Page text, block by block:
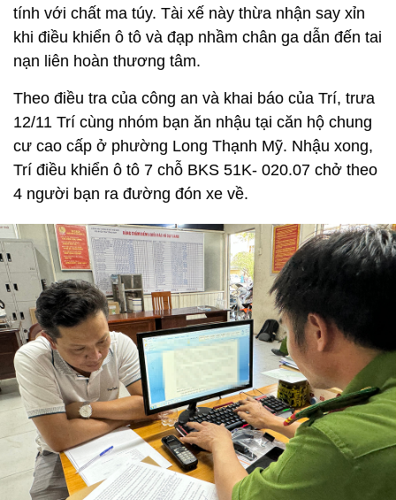
tính với chất ma túy. Tài xế này thừa nhận say xỉn
khi điều khiển ô tô và đạp nhầm chân ga dẫn đến tai
nạn liên hoàn thương tâm.
Theo điều tra của công an và khai báo của Trí, trưa
12/11 Trí cùng nhóm bạn ăn nhậu tại căn hộ chung
cư cao cấp ở phường Long Thạnh Mỹ. Nhậu xong,
Trí điều khiển ô tô 7 chỗ BKS 51K- 020.07 chở theo
4 người bạn ra đường đón xe về.